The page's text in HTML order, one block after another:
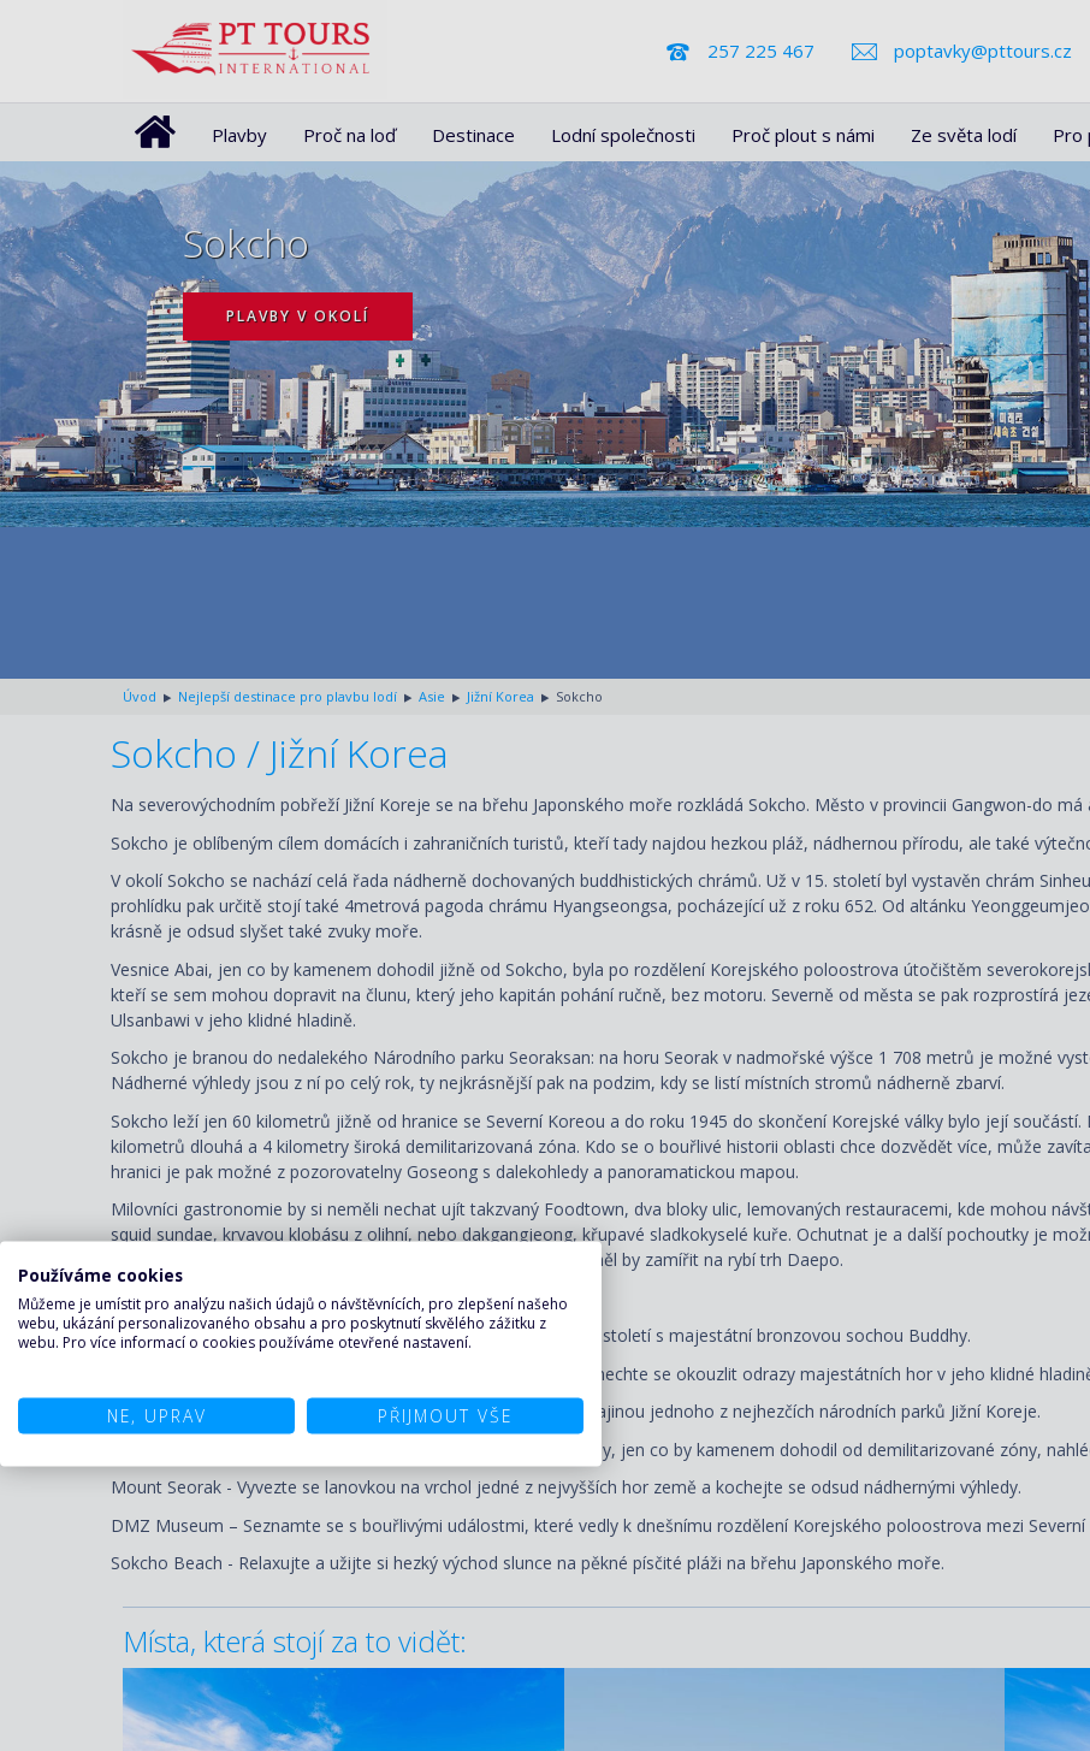
257 225 467 poptavky@pttours.cz
Plavby Proč na loď Destinace Lodní společnosti Proč plout s námi Ze světa lodí Pro
Sokcho
PLAVBY V OKOLÍ
Úvod Nejlepší destinace pro plavbu lodí Asie Jižní Korea Sokcho
Sokcho / Jižní Korea
Na severovýchodním pobřeží Jižní Koreje se na břehu Japonského moře rozkládá Sokcho. Město v provincii Gangwon-do má
Sokcho je oblíbeným cílem domácích i zahraničních turistů, kteří tady najdou hezkou pláž, nádhernou přírodu, ale také
V okolí Sokcho se nachází celá řada nádherně dochovaných buddhistických chrámů. Už v 15. století byl vystavěn chrám
prohlídku pak určitě stojí také 4metrová pagoda chrámu Hyangseongsa, pocházející už z roku 652. Od altánku
krásně je odsud slyšet také zvuky moře.
Vesnice Abai, jen co by kamenem dohodil jižně od Sokcho, byla po rozdělení Korejského poloostrova útočištěm
kteří se sem mohou dopravit na člunu, který jeho kapitán pohání ručně, bez motoru. Severně od města se pak rozprostírá
Ulsanbawi v jeho klidné hladině.
Sokcho je branou do nedalekého Národního parku Seoraksan: na horu Seorak v nadmořské výšce 1 708 metrů je možné
Nádherné výhledy jsou z ní po celý rok, ty nejkrásnější pak na podzim, kdy se listí místních stromů nádherně zbarví.
Sokcho leží jen 60 kilometrů jižně od hranice se Severní Koreou a do roku 1945 do skončení Korejské války bylo její
kilometrů dlouhá a 4 kilometry široká demilitarizovaná zóna. Kdo se o bouřlivé historii oblasti chce dozvědět více, může
hranici je pak možné z pozorovatelny Goseong s dalekohledy a panoramatickou mapou.
Milovníci gastronomie by si neměli nechat ujít takzvaný Foodtown, dva bloky ulic, lemovaných restauracemi, kde mohou
squid sundae, krvavou klobásu z olihní, nebo dakgangjeong, křupavé sladkokyselé kuře. Ochutnat je a další pochoutky je
přednost sushi, sashimi, krabům a dalším mořským plodům, měl by zamířit na rybí trh Daepo.
Místa, která stojí za to vidět
Singheunsa Temple - Navštivte pěkný buddhistický chrám z 15. století s majestátní bronzovou sochou Buddhy.
Yeongrangho Lake – Projděte se kolem překrásného jezera a nechte se okouzlit odrazy majestátních hor v jeho klidné
Seoraksan National Park – Vyrazte na pěší trek pohádkovou krajinou jednoho z nejhezčích národních parků Jižní Koreje.
Goseong Unification Observatory Building – Z vyhlídkové plošiny, jen co by kamenem dohodil od demilitarizované zóny,
Mount Seorak - Vyvezte se lanovkou na vrchol jedné z nejvyšších hor země a kochejte se odsud nádhernými výhledy.
DMZ Museum – Seznamte se s bouřlivými událostmi, které vedly k dnešnímu rozdělení Korejského poloostrova mezi Severní
Sokcho Beach - Relaxujte a užijte si hezký východ slunce na pěkné písčité pláži na břehu Japonského moře.
Místa, která stojí za to vidět:
Používáme cookies
Můžeme je umístit pro analýzu našich údajů o návštěvnících, pro zlepšení našeho
webu, ukázání personalizovaného obsahu a pro poskytnutí skvělého zážitku z
webu. Pro více informací o cookies používáme otevřené nastavení.
NE, UPRAV PŘIJMOUT VŠE